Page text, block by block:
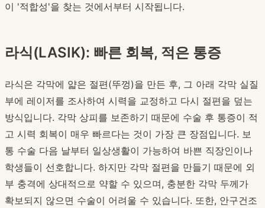
이 '적합성'을 찾는 것에서부터 시작됩니다.
라식(LASIK): 빠른 회복, 적은 통증
라식은 각막에 얇은 절편(뚜껑)을 만든 후, 그 아래 각막 실질
부에 레이저를 조사하여 시력을 교정하고 다시 절편을 덮는
방식입니다. 각막 상피를 보존하기 때문에 수술 후 통증이 적
고 시력 회복이 매우 빠르다는 것이 가장 큰 장점입니다. 보
통 수술 다음 날부터 일상생활이 가능하여 바쁜 직장인이나
학생들이 선호합니다. 하지만 각막 절편을 만들기 때문에 외
부 충격에 상대적으로 약할 수 있으며, 충분한 각막 두께가
확보되지 않으면 수술이 어려울 수 있습니다. 또한, 안구건조